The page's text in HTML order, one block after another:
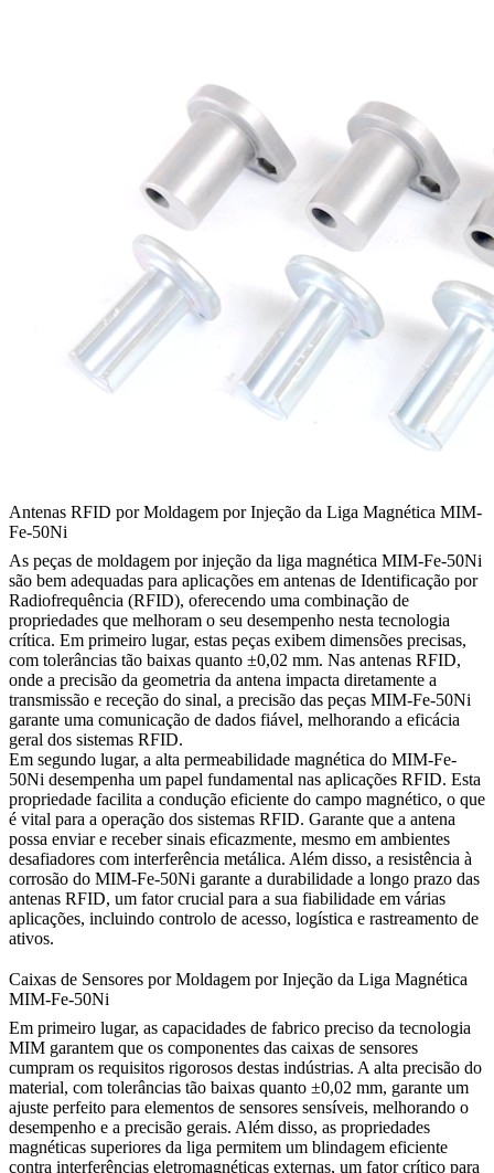
Antenas RFID por Moldagem por Injeção da Liga Magnética MIM-
Fe-50Ni
As peças de moldagem por injeção da liga magnética MIM-Fe-50Ni
são bem adequadas para aplicações em antenas de Identificação por
Radiofrequência (RFID), oferecendo uma combinação de
propriedades que melhoram o seu desempenho nesta tecnologia
crítica. Em primeiro lugar, estas peças exibem dimensões precisas,
com tolerâncias tão baixas quanto ±0,02 mm. Nas antenas RFID,
onde a precisão da geometria da antena impacta diretamente a
transmissão e receção do sinal, a precisão das peças MIM-Fe-50Ni
garante uma comunicação de dados fiável, melhorando a eficácia
geral dos sistemas RFID.
Em segundo lugar, a alta permeabilidade magnética do MIM-Fe-
50Ni desempenha um papel fundamental nas aplicações RFID. Esta
propriedade facilita a condução eficiente do campo magnético, o que
é vital para a operação dos sistemas RFID. Garante que a antena
possa enviar e receber sinais eficazmente, mesmo em ambientes
desafiadores com interferência metálica. Além disso, a resistência à
corrosão do MIM-Fe-50Ni garante a durabilidade a longo prazo das
antenas RFID, um fator crucial para a sua fiabilidade em várias
aplicações, incluindo controlo de acesso, logística e rastreamento de
ativos.
Caixas de Sensores por Moldagem por Injeção da Liga Magnética
MIM-Fe-50Ni
Em primeiro lugar, as capacidades de fabrico preciso da tecnologia
MIM garantem que os componentes das caixas de sensores
cumpram os requisitos rigorosos destas indústrias. A alta precisão do
material, com tolerâncias tão baixas quanto ±0,02 mm, garante um
ajuste perfeito para elementos de sensores sensíveis, melhorando o
desempenho e a precisão gerais. Além disso, as propriedades
magnéticas superiores da liga permitem um blindagem eficiente
contra interferências eletromagnéticas externas, um fator crítico para